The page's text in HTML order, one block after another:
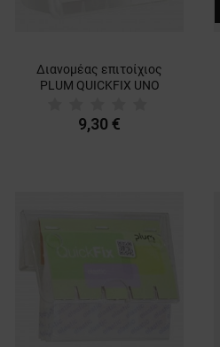
Διανομέας επιτοίχιος
PLUM QUICKFIX UNO
9,30 €